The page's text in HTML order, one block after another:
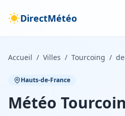
DirectMétéo
Accueil / Villes / Tourcoing /
Hauts-de-France
Météo